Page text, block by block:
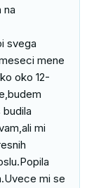
na
svega
mene
oko 12-
mi
mi se